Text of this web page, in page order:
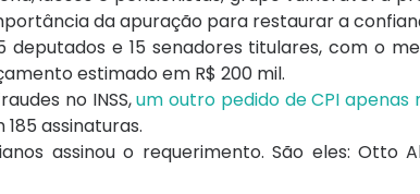
da apuração para restaurar a
deputados e 15 senadores titulares, com o
estimado em R$ 200 mil.
no INSS,um outro pedido de CPI
185 assinaturas.
assinou o requerimento. São eles: Otto